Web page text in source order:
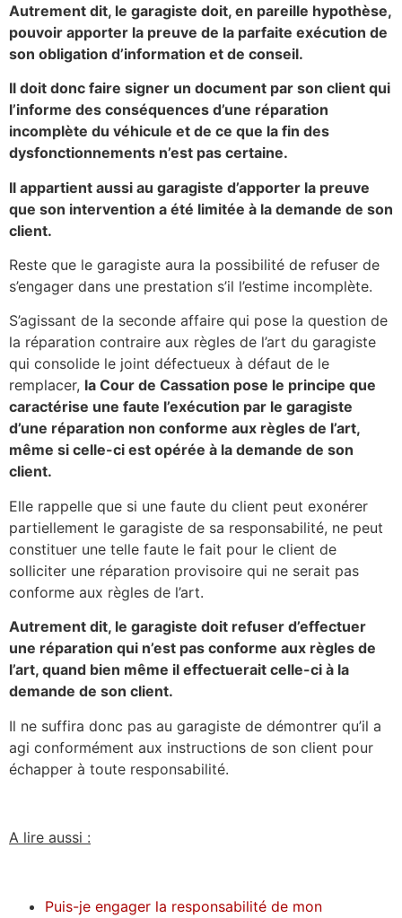
Autrement dit, le garagiste doit, en pareille hypothèse,
pouvoir apporter la preuve de la parfaite exécution de
son obligation d’information et de conseil.
Il doit donc faire signer un document par son client qui
l’informe des conséquences d’une réparation
incomplète du véhicule et de ce que la fin des
dysfonctionnements n’est pas certaine.
Il appartient aussi au garagiste d’apporter la preuve
que son intervention a été limitée à la demande de son
client.
Reste que le garagiste aura la possibilité de refuser de
s’engager dans une prestation s’il l’estime incomplète.
S’agissant de la seconde affaire qui pose la question de
la réparation contraire aux règles de l’art du garagiste
qui consolide le joint défectueux à défaut de le
remplacer, la Cour de Cassation pose le principe que
caractérise une faute l’exécution par le garagiste
d’une réparation non conforme aux règles de l’art,
même si celle-ci est opérée à la demande de son
client.
Elle rappelle que si une faute du client peut exonérer
partiellement le garagiste de sa responsabilité, ne peut
constituer une telle faute le fait pour le client de
solliciter une réparation provisoire qui ne serait pas
conforme aux règles de l’art.
Autrement dit, le garagiste doit refuser d’effectuer
une réparation qui n’est pas conforme aux règles de
l’art, quand bien même il effectuerait celle-ci à la
demande de son client.
Il ne suffira donc pas au garagiste de démontrer qu’il a
agi conformément aux instructions de son client pour
échapper à toute responsabilité.
A lire aussi :
Puis-je engager la responsabilité de mon